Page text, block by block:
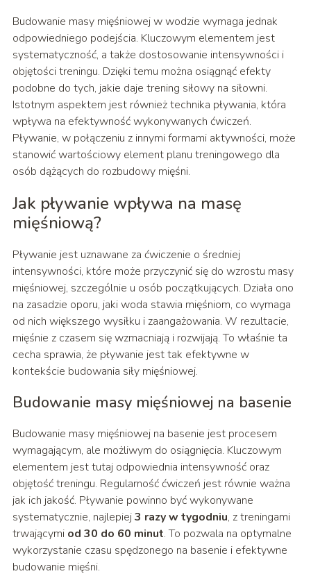
Budowanie masy mięśniowej w wodzie wymaga jednak
odpowiedniego podejścia. Kluczowym elementem jest
systematyczność, a także dostosowanie intensywności i
objętości treningu. Dzięki temu można osiągnąć efekty
podobne do tych, jakie daje trening siłowy na siłowni.
Istotnym aspektem jest również technika pływania, która
wpływa na efektywność wykonywanych ćwiczeń.
Pływanie, w połączeniu z innymi formami aktywności, może
stanowić wartościowy element planu treningowego dla
osób dążących do rozbudowy mięśni.
Jak pływanie wpływa na masę
mięśniową?
Pływanie jest uznawane za ćwiczenie o średniej
intensywności, które może przyczynić się do wzrostu masy
mięśniowej, szczególnie u osób początkujących. Działa ono
na zasadzie oporu, jaki woda stawia mięśniom, co wymaga
od nich większego wysiłku i zaangażowania. W rezultacie,
mięśnie z czasem się wzmacniają i rozwijają. To właśnie ta
cecha sprawia, że pływanie jest tak efektywne w
kontekście budowania siły mięśniowej.
Budowanie masy mięśniowej na basenie
Budowanie masy mięśniowej na basenie jest procesem
wymagającym, ale możliwym do osiągnięcia. Kluczowym
elementem jest tutaj odpowiednia intensywność oraz
objętość treningu. Regularność ćwiczeń jest równie ważna
jak ich jakość. Pływanie powinno być wykonywane
systematycznie, najlepiej3 razy w tygodniu, z treningami
trwającymi od 30 do 60 minut. To pozwala na optymalne
wykorzystanie czasu spędzonego na basenie i efektywne
budowanie mięśni.